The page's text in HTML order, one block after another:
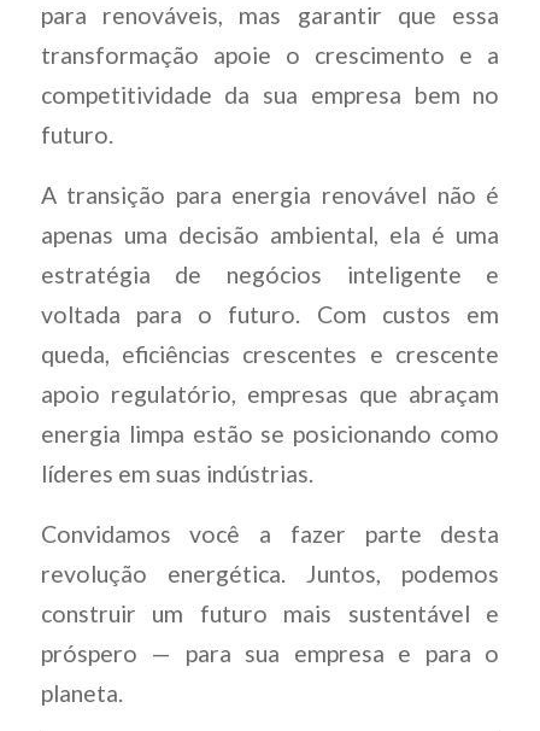
para renováveis, mas garantir que essa
transformação apoie o crescimento e a
competitividade da sua empresa bem no
futuro.
A transição para energia renovável não é
apenas uma decisão ambiental, ela é uma
estratégia de negócios inteligente e
voltada para o futuro. Com custos em
queda, eficiências crescentes e crescente
apoio regulatório, empresas que abraçam
energia limpa estão se posicionando como
líderes em suas indústrias.
Convidamos você a fazer parte desta
revolução energética. Juntos, podemos
construir um futuro mais sustentável e
próspero — para sua empresa e para o
planeta.